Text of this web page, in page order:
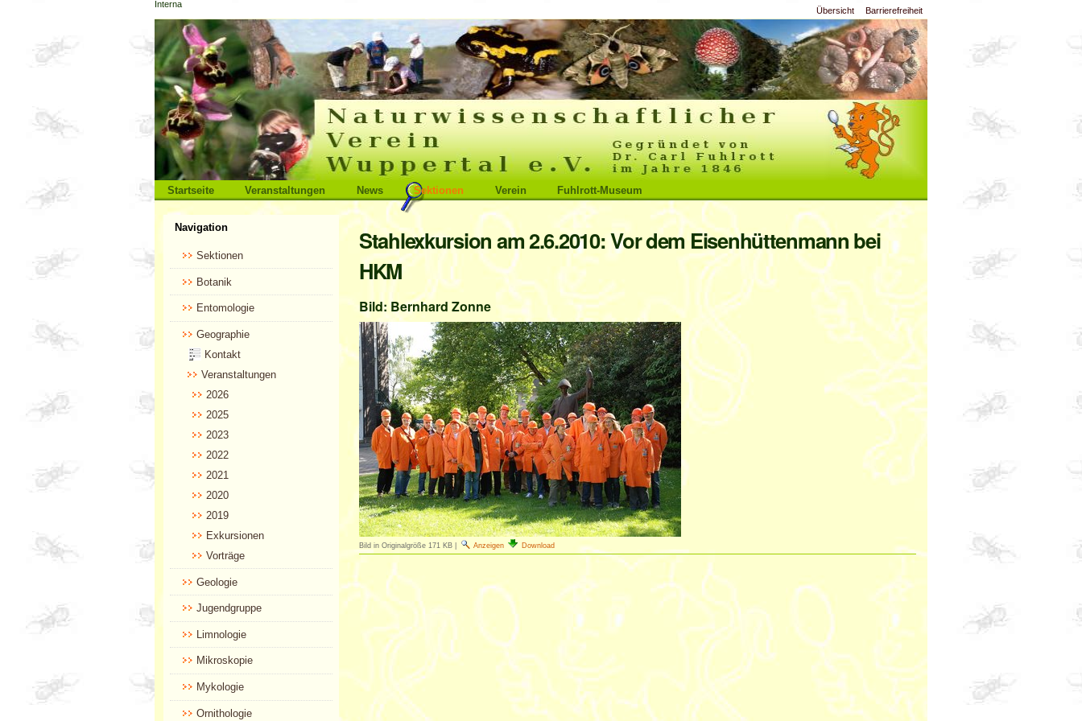
Direkt
zum
Inhalt
|
Direkt
zur
Navigation
Übersicht Barrierefreiheit
Sektionen
Startseite Veranstaltungen News Sektionen Verein Fuhlrott-Museum
Benutzerspezifische
Interna
Stahlexkursion am 2.6.2010: Vor dem Eisenhüttenmann bei
HKM
Bild: Bernhard Zonne
Bild in Originalgröße 171 KB Anzeigen Download
Navigation
Sektionen
Botanik
Entomologie
Geographie
Kontakt
Veranstaltungen
2026
2025
2023
2022
2021
2020
2019
Exkursionen
Vorträge
Geologie
Jugendgruppe
Limnologie
Mikroskopie
Mykologie
Ornithologie